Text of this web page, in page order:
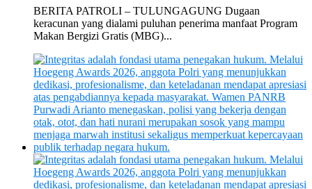
BERITA PATROLI – TULUNGAGUNG Dugaan
keracunan yang dialami puluhan penerima manfaat Program
Makan Bergizi Gratis (MBG)...